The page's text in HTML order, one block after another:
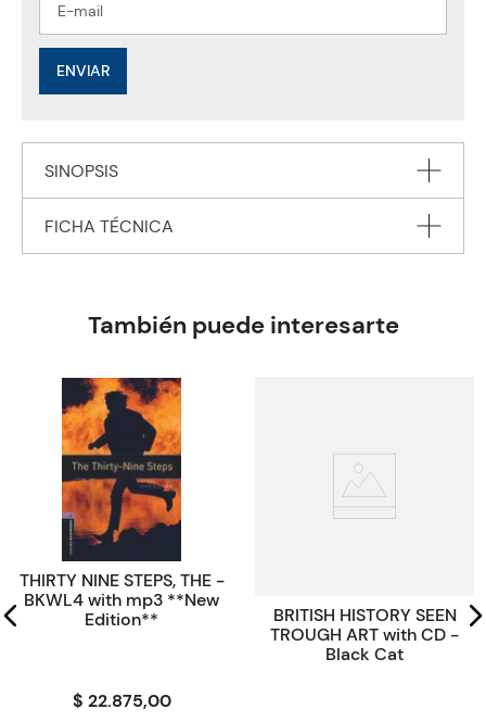
ENVIAR
SINOPSIS
FICHA TÉCNICA
Editorial PENGUIN BOOKS Ltd.
1.2340
Edición 2023
ISBN 9780241589144
Paginas 80
Tamaño 19,80x12,9x12,9
Código KEL 45101
También puede interesarte
THIRTY NINE STEPS, THE -
BKWL4 with mp3 **New
Edition**
$ 22.875,00
BRITISH HISTORY SEEN
TROUGH ART with CD -
Black Cat